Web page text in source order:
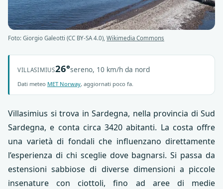
Foto: Giorgio Galeotti (CC BY-SA 4.0), Wikimedia Commons
VILLASIMIUS26°sereno, 10 km/h da nord
Dati meteo MET Norway, aggiornati poco fa.
Villasimius si trova in Sardegna, nella provincia di Sud
Sardegna, e conta circa 3420 abitanti. La costa offre
una varietà di fondali che influenzano direttamente
l’esperienza di chi sceglie dove bagnarsi. Si passa da
estensioni sabbiose di diverse dimensioni a piccole
insenature con ciottoli, fino ad aree di medie